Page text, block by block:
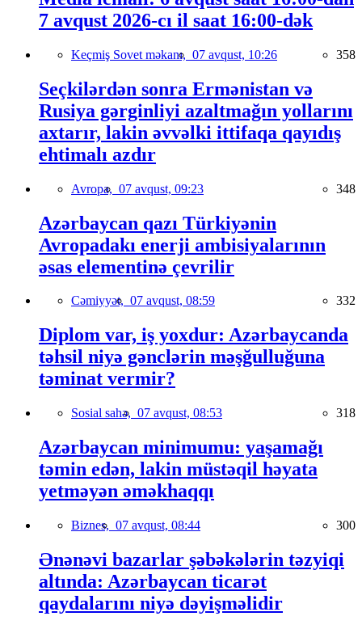
7 avqust 2026-cı il saat 16:00-dək
Keçmiş Sovet məkanı, 07 avqust, 10:26 358
Seçkilərdən sonra Ermənistan və
Rusiya gərginliyi azaltmağın yollarını
axtarır, lakin əvvəlki ittifaqa qayıdış
ehtimalı azdır
Avropa, 07 avqust, 09:23 348
Azərbaycan qazı Türkiyənin
Avropadakı enerji ambisiyalarının
əsas elementinə çevrilir
Cəmiyyət, 07 avqust, 08:59 332
Diplom var, iş yoxdur: Azərbaycanda
təhsil niyə gənclərin məşğulluğuna
təminat vermir?
Sosial sahə, 07 avqust, 08:53 318
Azərbaycan minimumu: yaşamağı
təmin edən, lakin müstəqil həyata
yetməyən əməkhaqqı
Biznes, 07 avqust, 08:44 300
Ənənəvi bazarlar şəbəkələrin təzyiqi
altında: Azərbaycan ticarət
qaydalarını niyə dəyişməlidir